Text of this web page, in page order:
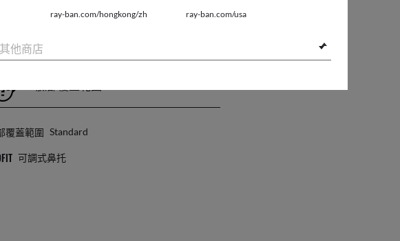
ray-ban.com/hongkong/zh ray-ban.com/usa
他商店
覆蓋範圍 Standard
可調式鼻托